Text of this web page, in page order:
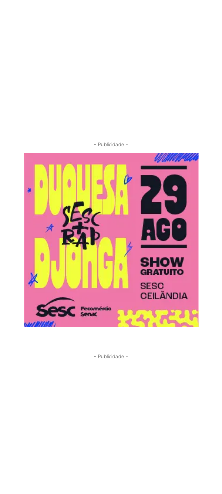
- Publicidade -
- Publicidade -